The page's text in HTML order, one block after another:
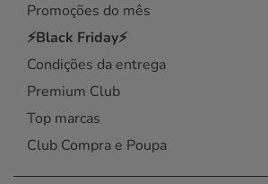
Promoções do mês
⚡Black Friday⚡
Condições da entrega
Premium Club
Top marcas
Club Compra e Poupa